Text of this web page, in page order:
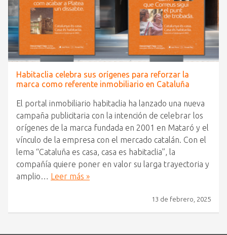
Habitaclia celebra sus orígenes para reforzar la
marca como referente inmobiliario en Cataluña
El portal inmobiliario habitaclia ha lanzado una nueva
campaña publicitaria con la intención de celebrar los
orígenes de la marca fundada en 2001 en Mataró y el
vínculo de la empresa con el mercado catalán. Con el
lema “Cataluña es casa, casa es habitaclia”, la
compañía quiere poner en valor su larga trayectoria y
amplio… Leer más »
13 de febrero, 2025